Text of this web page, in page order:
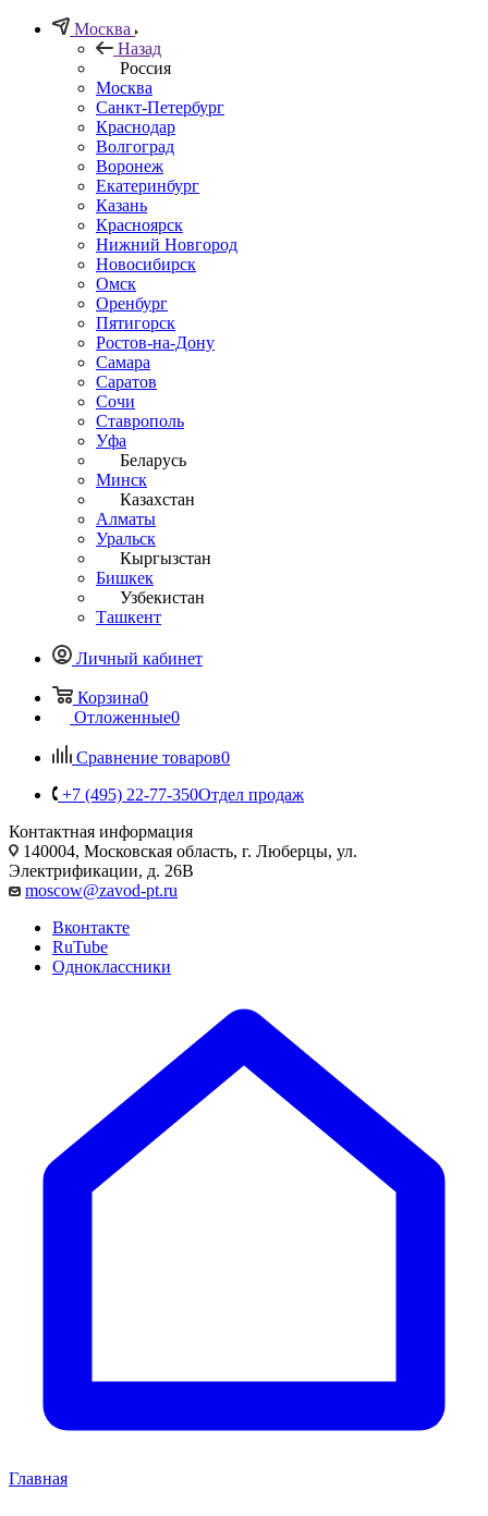
Москва
Назад
Россия
Москва
Санкт-Петербург
Краснодар
Волгоград
Воронеж
Екатеринбург
Казань
Красноярск
Нижний Новгород
Новосибирск
Омск
Оренбург
Пятигорск
Ростов-на-Дону
Самара
Саратов
Сочи
Ставрополь
Уфа
Беларусь
Минск
Казахстан
Алматы
Уральск
Кыргызстан
Бишкек
Узбекистан
Ташкент
Личный кабинет
Корзина0
Отложенные0
Сравнение товаров0
+7 (495) 22-77-350Отдел продаж
Контактная информация
140004, Московская область, г. Люберцы, ул.
Электрификации, д. 26В
moscow@zavod-pt.ru
Вконтакте
RuTube
Одноклассники
Главная